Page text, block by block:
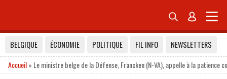
 
BELGIQUE ÉCONOMIE POLITIQUE FIL INFO
NEWSLETTERS
Accueil» Le ministre belge de la Défense, Francken (N-VA), appelle à la